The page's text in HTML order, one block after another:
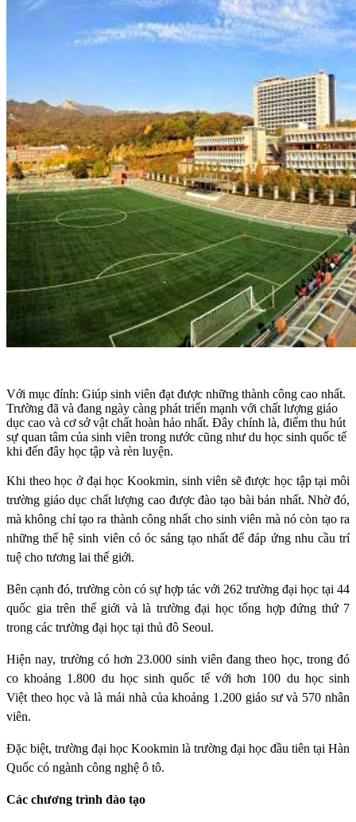
Với mục đính: Giúp sinh viên đạt được những thành công cao nhất.
Trường đã và đang ngày càng phát triển mạnh với chất lượng giáo
dục cao và cơ sở vật chất hoàn hảo nhất. Đây chính là, điểm thu hút
sự quan tâm của sinh viên trong nước cũng như du học sinh quốc tế
khi đến đây học tập và rèn luyện.
Khi theo học ở đại học Kookmin, sinh viên sẽ được học tập tại môi
trường giáo dục chất lượng cao được đào tạo bài bản nhất. Nhờ đó,
mà không chỉ tạo ra thành công nhất cho sinh viên mà nó còn tạo ra
những thế hệ sinh viên có óc sáng tạo nhất để đáp ứng nhu cầu trí
tuệ cho tương lai thế giới.
Bên cạnh đó, trường còn có sự hợp tác với 262 trường đại học tại 44
quốc gia trên thế giới và là trường đại học tổng hợp đứng thứ 7
trong các trường đại học tại thủ đô Seoul.
Hiện nay, trường có hơn 23.000 sinh viên đang theo học, trong đó
co khoảng 1.800 du học sinh quốc tế với hơn 100 du học sinh
Việt theo học và là mái nhà của khoảng 1.200 giáo sư và 570 nhân
viên.
Đặc biệt, trường đại học Kookmin là trường đại học đầu tiên tại Hàn
Quốc có ngành công nghệ ô tô.
Các chương trình đào tạo